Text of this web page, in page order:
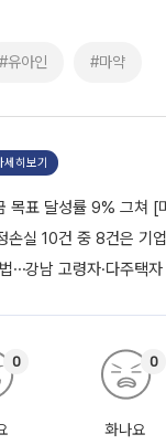
#유아인 #마약
세히보기
목표 달성률 9% 그쳐 [
실 10건 중 8건은 기
⋯강남 고령자·다주택자
0
화나요
0